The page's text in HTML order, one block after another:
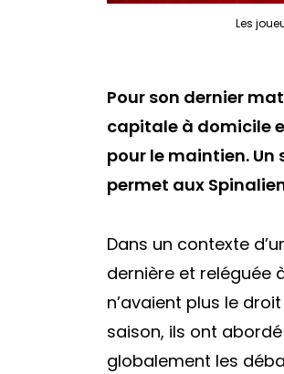
Les
Pour son dernier
capitale à domicile
pour le maintien.
permet aux
Dans un contexte
dernière et reléguée
n’avaient plus le
saison, ils ont
globalement les